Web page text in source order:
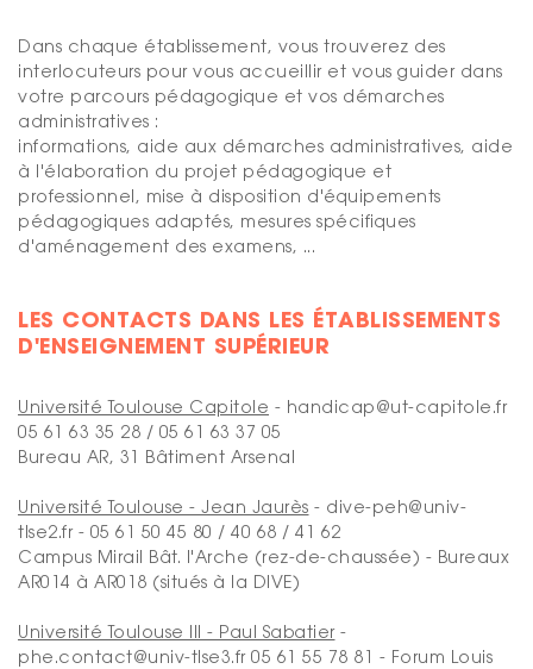
Dans chaque établissement, vous trouverez des
interlocuteurs pour vous accueillir et vous guider dans
votre parcours pédagogique et vos démarches
administratives :
informations, aide aux démarches administratives, aide
à l'élaboration du projet pédagogique et
professionnel, mise à disposition d'équipements
pédagogiques adaptés, mesures spécifiques
d'aménagement des examens, ...
LES CONTACTS DANS LES ÉTABLISSEMENTS
D'ENSEIGNEMENT SUPÉRIEUR
Université Toulouse Capitole - handicap@ut-capitole.fr
05 61 63 35 28 / 05 61 63 37 05
Bureau AR, 31 Bâtiment Arsenal
Université Toulouse - Jean Jaurès - dive-peh@univ-
tlse2.fr - 05 61 50 45 80 / 40 68 / 41 62
Campus Mirail Bât. l'Arche (rez-de-chaussée) - Bureaux
AR014 à AR018 (situés à la DIVE)
Université Toulouse III - Paul Sabatier-
phe.contact@univ-tlse3.fr 05 61 55 78 81 - Forum Louis